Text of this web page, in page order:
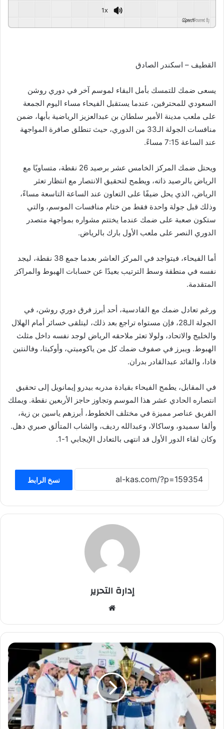
1x
Powered By
GSpeech
القطيف – اسكندر الصادق
يسعى ضمك للتمسك بأمل البقاء لموسم آخر في دوري روشن
السعودي للمحترفين، عندما يستقبل الفيحاء مساء اليوم الجمعة
على ملعب مدينة الأمير سلطان بن عبدالعزيز الرياضية بأبها، ضمن
منافسات الجولة الـ33 من الدوري، حيث تنطلق صافرة المواجهة
عند الساعة 7:15 مساءً.
ويحتل ضمك المركز الخامس عشر برصيد 26 نقطة، متساويًا مع
الرياض بالرصيد ذاته، ويطمح لتحقيق الانتصار مع انتظار تعثر
الرياض، الذي يحل ضيفًا على التعاون عند الساعة التاسعة مساءً،
وذلك قبل جولة واحدة فقط من ختام منافسات الموسم، والتي
ستكون صعبة على ضمك عندما يختتم مشواره بمواجهة متصدر
الدوري النصر على ملعب الأول بارك بالرياض.
أما الفيحاء، فيتواجد في المركز العاشر بعدما جمع 38 نقطة، ليجد
نفسه في منطقة وسط الترتيب بعيدًا عن حسابات الهبوط والمراكز
المتقدمة.
ورغم تعادل ضمك مع القادسية، أحد أبرز فرق دوري روشن، في
الجولة الـ28، فإن مستواه تراجع بعد ذلك، ليتلقى خسائر أمام الهلال
والخليج والاتحاد، ولولا تعثر ملاحقه الرياض لوجد نفسه داخل مثلث
الهبوط. ويبرز في صفوف ضمك كل من ياكوميتي، وأوكيتا، وفالنتين
فادا، والقائد عبدالقادر بدران.
في المقابل، يطمح الفيحاء بقيادة مدربه بيدرو إيمانويل إلى تحقيق
انتصاره الحادي عشر هذا الموسم وتجاوز حاجز الأربعين نقطة. ويملك
الفريق عناصر مميزة في مختلف الخطوط، أبرزهم ياسين بن زية،
وألفا سميدو، وساكالا، وعبدالله رديف، والشاب المتألق صبري دهل.
وكان لقاء الدور الأول قد انتهى بالتعادل الإيجابي 1-1.
نسخ الرابط
إدارة التحرير
الوي
ب
م
س
ش
ى
ا
ل